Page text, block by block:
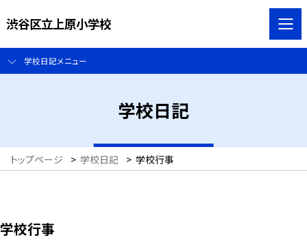
渋谷区立上原小学校
学校日記メニュー
学校日記
トップページ > 学校日記 > 学校行事
学校行事